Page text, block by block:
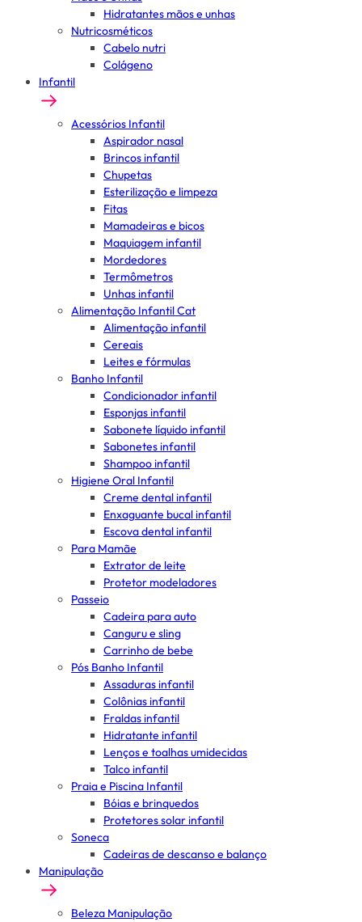
Hidratantes mãos e unhas
Nutricosméticos
Cabelo nutri
Colágeno
Infantil
Acessórios Infantil
Aspirador nasal
Brincos infantil
Chupetas
Esterilização e limpeza
Fitas
Mamadeiras e bicos
Maquiagem infantil
Mordedores
Termômetros
Unhas infantil
Alimentação Infantil Cat
Alimentação infantil
Cereais
Leites e fórmulas
Banho Infantil
Condicionador infantil
Esponjas infantil
Sabonete líquido infantil
Sabonetes infantil
Shampoo infantil
Higiene Oral Infantil
Creme dental infantil
Enxaguante bucal infantil
Escova dental infantil
Para Mamãe
Extrator de leite
Protetor modeladores
Passeio
Cadeira para auto
Canguru e sling
Carrinho de bebe
Pós Banho Infantil
Assaduras infantil
Colônias infantil
Fraldas infantil
Hidratante infantil
Lenços e toalhas umidecidas
Talco infantil
Praia e Piscina Infantil
Bóias e brinquedos
Protetores solar infantil
Soneca
Cadeiras de descanso e balanço
Manipulação
Beleza Manipulação